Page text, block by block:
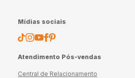
Mídias sociais
Atendimento Pós-vendas
Central de Relacionamento